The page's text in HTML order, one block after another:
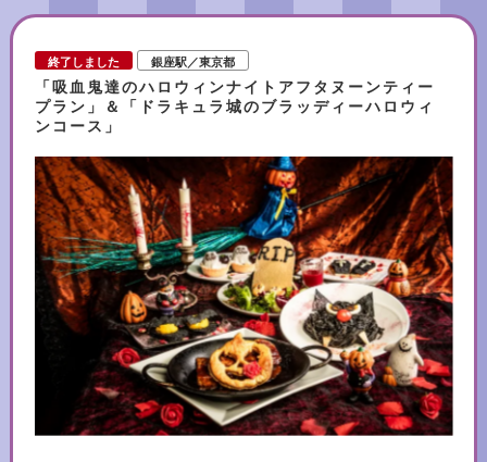
が暮らす「奇跡の森」と呼ばれ、一億年も前からその奇跡を繋いできまし
た。人口4,500人ほどの村には夜になると明かりが少なく、美しく輝く星々
を見る事ができます。2021年にユネスコ自然遺産に登録された「やんばる
の森」で、様々な生き物たちの声をBGMに、輝く星々を眺める特別な体験
をしてみてはいかがでしょうか。 ナレーション：満島真之介 上映日：全館
で上映中 上映館：プラネタリアTOKYO(有楽町) プラネタリア
YOKOHAMA(横浜) プラネタリウム満天(池袋)、プラネタリウム天空(押
終了しました 銀座駅／東京都
「吸血鬼達のハロウィンナイトアフタヌーンティー
プラン」＆「ドラキュラ城のブラッディーハロウィ
ンコース」